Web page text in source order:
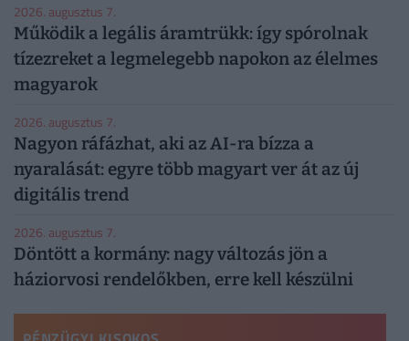
2026. augusztus 7.
Működik a legális áramtrükk: így spórolnak
tízezreket a legmelegebb napokon az élelmes
magyarok
2026. augusztus 7.
Nagyon ráfázhat, aki az AI-ra bízza a
nyaralását: egyre több magyart ver át az új
digitális trend
2026. augusztus 7.
Döntött a kormány: nagy változás jön a
háziorvosi rendelőkben, erre kell készülni